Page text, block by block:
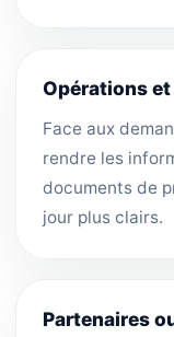
Opérations
Face aux
rendre les
documents de
jour plus clairs.
Partenaires